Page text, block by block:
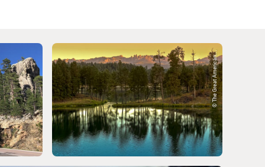
© The Great American...